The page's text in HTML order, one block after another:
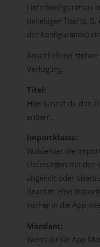
Lieferkonfiguration
beliebigen Titel (z.
der Konfiguration)
Anschließend
Verfügung:
Titel:
Hier kannst du den
ändern.
Importklasse:
Wähle hier die
Lieferungen mit den
abgeholt oder
Beachte: Eine
vorher in die App
Mandant:
Wenn du die App